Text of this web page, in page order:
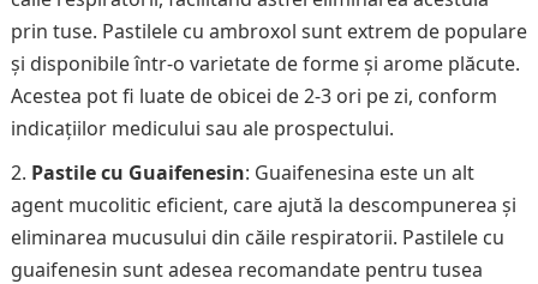
prin tuse. Pastilele cu ambroxol sunt extrem de populare
și disponibile într-o varietate de forme și arome plăcute.
Acestea pot fi luate de obicei de 2-3 ori pe zi, conform
indicațiilor medicului sau ale prospectului.
Pastile cu Guaifenesin: Guaifenesina este un alt
agent mucolitic eficient, care ajută la descompunerea și
eliminarea mucusului din căile respiratorii. Pastilele cu
guaifenesin sunt adesea recomandate pentru tusea